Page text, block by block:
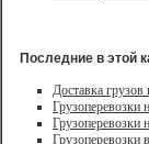
Последние в этой
Доставка
Грузоперевозки
Грузоперевозки
Грузоперевозки